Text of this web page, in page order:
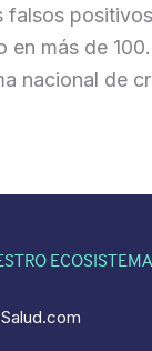
falsos
en más de
nacional de
ECOSISTEMA